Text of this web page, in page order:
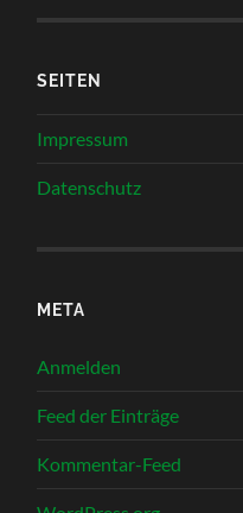
SEITEN
Impressum
Datenschutz
META
Anmelden
Feed der Einträge
Kommentar-Feed